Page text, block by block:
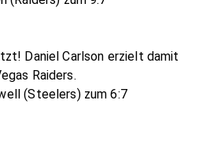
Daniel Carlson erzielt damit
Raiders.
(Steelers) zum 6:7